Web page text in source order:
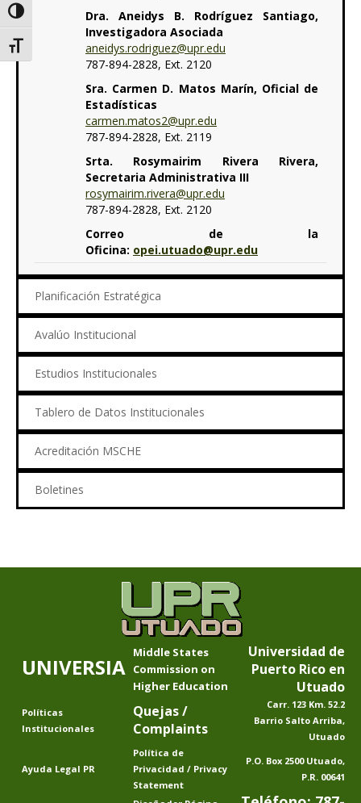
Alternar alto contraste
Alternar tamaño de letra
Dra. Aneidys B. Rodríguez Santiago,
Investigadora Asociada
aneidys.rodriguez@upr.edu
787-894-2828, Ext. 2120
Sra. Carmen D. Matos Marín, Oficial de
Estadísticas
carmen.matos2@upr.edu
787-894-2828, Ext. 2119
Srta. Rosymairim Rivera Rivera,
Secretaria Administrativa III
rosymairim.rivera@upr.edu
787-894-2828, Ext. 2120
Correo de la
Oficina: opei.utuado@upr.edu
Planificación Estratégica
Avalúo Institucional
Estudios Institucionales
Tablero de Datos Institucionales
Acreditación MSCHE
Boletines
UNIVERSIA
Middle States
Commission on
Higher Education
Universidad de
Puerto Rico en
Utuado
Políticas
Institucionales
Quejas /
Complaints
Carr. 123 Km. 52.2
Barrio Salto Arriba,
Utuado
Ayuda Legal PR
Política de
Privacidad / Privacy
Statement
P.O. Box 2500 Utuado,
P.R. 00641